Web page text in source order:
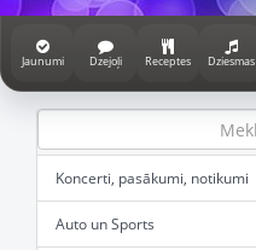
Jaunumi Dzejoļi Receptes Dziesmas
Koncerti, pasākumi, notikumi
Auto un Sports